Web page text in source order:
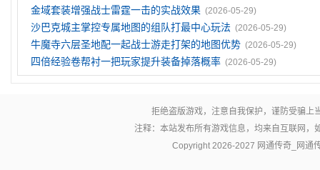
金域套装‌增强战士雷霆一击的实战效果 (2026-05-29)
沙巴克城主掌控专属地图的组队打最中心玩法 (2026-05-29)
牛魔寺六层圣地配一起战士游走打架的地图优势 (2026-05-29)
四倍经验卷帮衬一把玩家提升装备掉落概率 (2026-05-29)
拒绝盗版游戏，注意自我保护，谨防受骗上
注释：本站发布所有游戏信息，均来自互联网
Copyright 2026-2027 网通传奇_网通